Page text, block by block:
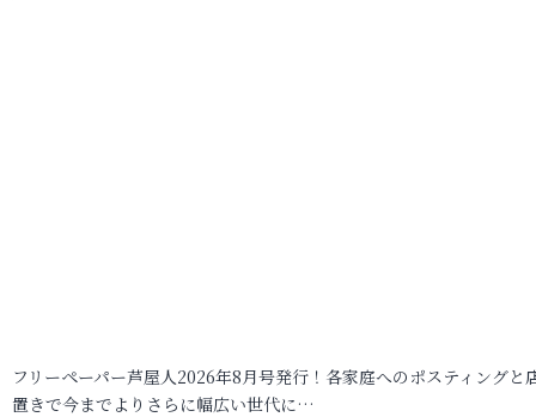
フリーペーパー芦屋人2026年8月号発行！各家庭へのポスティングと
置きで今までよりさらに幅広い世代に…